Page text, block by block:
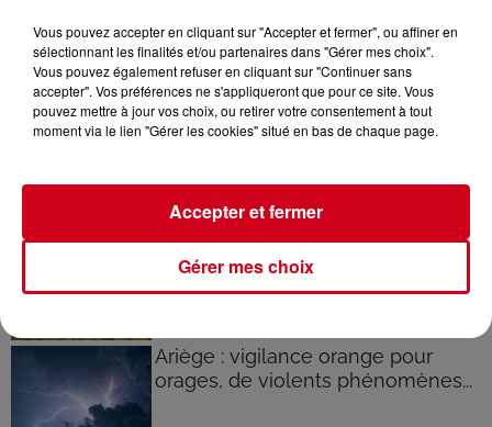
La Fabio-Casartelli souffle ses 30
bougies sur les routes du
Couserans
Ariège : trois incendies de
Ariège : vigilance orange pour
orages, de violents phénomènes...
Vous pouvez accepter en cliquant sur "Accepter et fermer", ou affiner en
sélectionnant les finalités et/ou partenaires dans "Gérer mes choix".
Vous pouvez également refuser en cliquant sur "Continuer sans
accepter". Vos préférences ne s'appliqueront que pour ce site. Vous
pouvez mettre à jour vos choix, ou retirer votre consentement à tout
moment via le lien "Gérer les cookies" situé en bas de chaque page.
Gérer mes choix
Accepter et fermer